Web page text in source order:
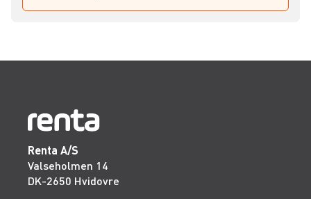
Renta A/S
Valseholmen 14
DK-2650 Hvidovre